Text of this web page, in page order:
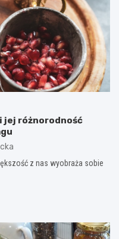
jej różnorodność
z nas wyobraża sobie